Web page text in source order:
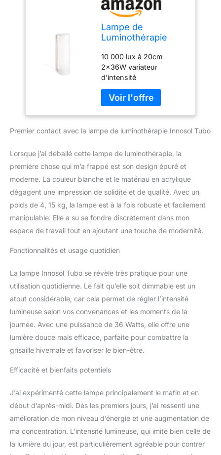
Lampe de
Luminothérapie
blanche
10 000 lux à 20cm
2x36W variateur
d'intensité
Premier contact avec la lampe de luminothérapie Innosol Tubo
Lorsque j’ai déballé cette lampe de luminothérapie, la
première chose qui m’a frappé est son design épuré et
moderne. La couleur blanche et le matériau en acrylique
dégagent une impression de solidité et de qualité. Avec un
poids de 4, 15 kg, la lampe est à la fois robuste et facilement
manipulable. Elle a su se fondre discrètement dans mon
espace de travail tout en ajoutant une touche de modernité.
Fonctionnalités et usage quotidien
La lampe Innosol Tubo se révèle très pratique pour une
utilisation quotidienne. Le fait qu’elle soit dimmable est un
atout considérable, car cela permet de régler l’intensité
lumineuse selon vos convenances et les moments de la
journée. Avec une puissance de 36 Watts, elle offre une
lumière douce mais efficace, parfaite pour combattre la
grisaille hivernale et favoriser le bien-être.
Efficacité et bienfaits potentiels
J’ai expérimenté cette lampe principalement le matin et en
début d’après-midi. Dès les premiers jours, j’ai ressenti une
amélioration de mon niveau d’énergie et une augmentation de
ma concentration. L’intensité lumineuse, qui imite bien celle de
la lumière du jour, est particulièrement agréable pour contrer